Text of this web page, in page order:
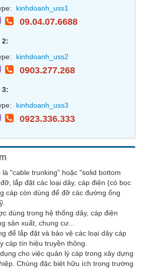
kinhdoanh_uss1
09.04.07.6688
2:
kinhdoanh_uss2
0903.277.268
3:
kinhdoanh_uss3
0923.336.333
"cable trunking" hoặc "solid bottom
lắp đặt các loại dây, cáp điện (có bọc
cáp còn dùng để đỡ các đường ống
dùng trong hệ thống dây, cáp điện
sản xuất, chung cư...
để lắp đặt và bảo vệ các loại dây cáp
cáp tín hiệu truyền thông.
cho việc quản lý cáp trong xây dựng
Chúng đặc biệt hữu ích trong trường